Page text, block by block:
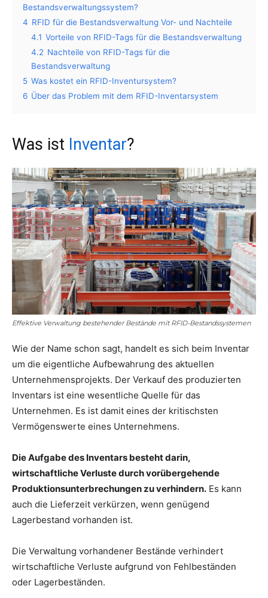
Bestandsverwaltungssystem?
4 RFID für die Bestandsverwaltung Vor- und Nachteile
4.1 Vorteile von RFID-Tags für die Bestandsverwaltung
4.2 Nachteile von RFID-Tags für die
Bestandsverwaltung
5 Was kostet ein RFID-Inventursystem?
6 Über das Problem mit dem RFID-Inventarsystem
Was ist Inventar?
Effektive Verwaltung bestehender Bestände mit RFID-Bestandssystemen
Wie der Name schon sagt, handelt es sich beim Inventar
um die eigentliche Aufbewahrung des aktuellen
Unternehmensprojekts. Der Verkauf des produzierten
Inventars ist eine wesentliche Quelle für das
Unternehmen. Es ist damit eines der kritischsten
Vermögenswerte eines Unternehmens.
Die Aufgabe des Inventars besteht darin,
wirtschaftliche Verluste durch vorübergehende
Produktionsunterbrechungen zu verhindern. Es kann
auch die Lieferzeit verkürzen, wenn genügend
Lagerbestand vorhanden ist.
Die Verwaltung vorhandener Bestände verhindert
wirtschaftliche Verluste aufgrund von Fehlbeständen
oder Lagerbeständen.